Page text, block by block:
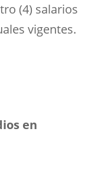
(4) salarios
vigentes.
en